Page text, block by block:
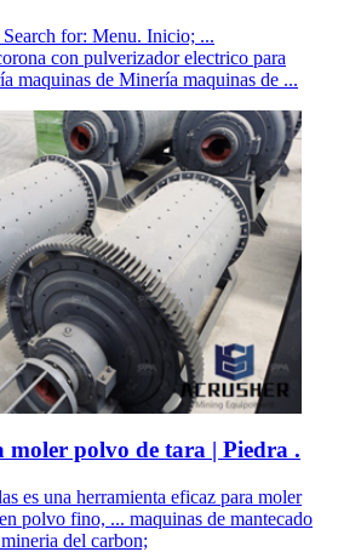
for: Menu. Inicio; ...
con pulverizador electrico para
maquinas de Minería maquinas de ...
moler polvo de tara | Piedra .
es una herramienta eficaz para moler
polvo fino, ... maquinas de mantecado
del carbon;